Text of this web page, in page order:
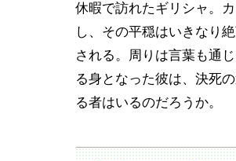
休暇で訪れたギリシャ。
し、その平穏はいきなり
される。周りは言葉も通
る身となった彼は、決死
る者はいるのだろうか。